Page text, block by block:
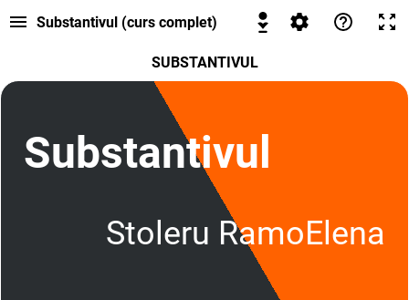
Substantivul (curs complet)
SUBSTANTIVUL
Substantivul
Stoleru RamoElena